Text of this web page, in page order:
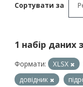
Сортувати за
1 набір даних
Формати: XLSX
довідник